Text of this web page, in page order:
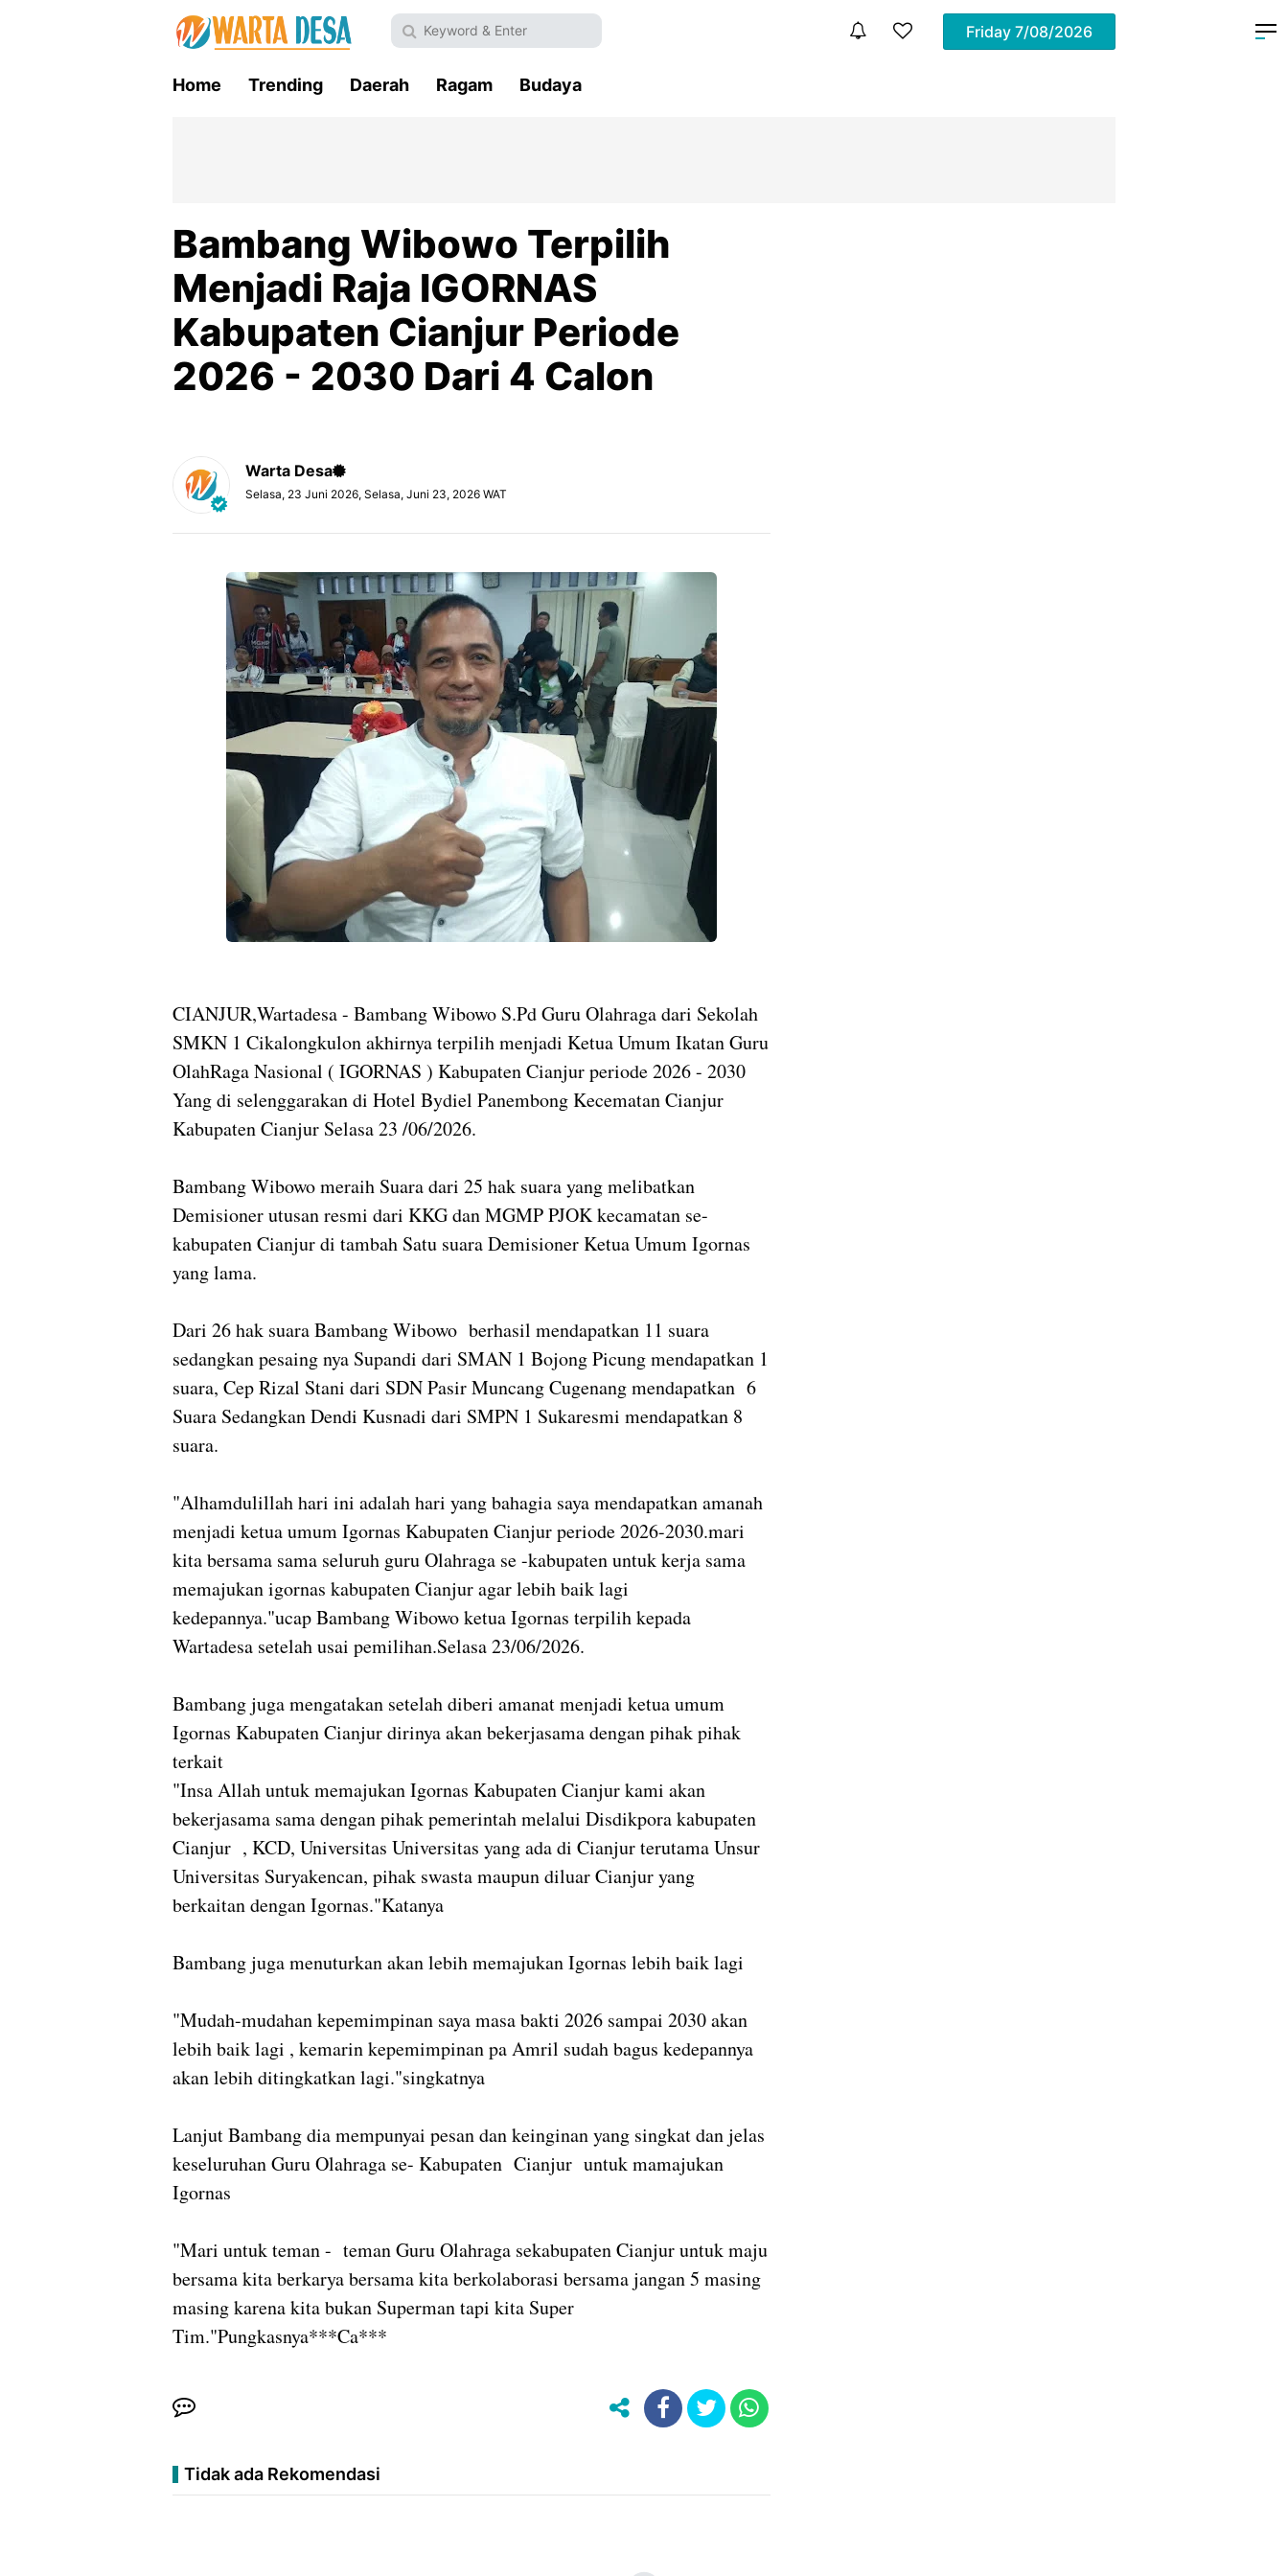
Friday 7/08/2026
Home Trending Daerah Ragam Budaya
Bambang Wibowo Terpilih
Menjadi Raja IGORNAS
Kabupaten Cianjur Periode
2026 - 2030 Dari 4 Calon
Warta Desa
Selasa, 23 Juni 2026, Selasa, Juni 23, 2026 WAT
CIANJUR,Wartadesa - Bambang Wibowo S.Pd Guru Olahraga dari Sekolah
SMKN 1 Cikalongkulon akhirnya terpilih menjadi Ketua Umum Ikatan Guru
OlahRaga Nasional ( IGORNAS ) Kabupaten Cianjur periode 2026 - 2030
Yang di selenggarakan di Hotel Bydiel Panembong Kecematan Cianjur
Kabupaten Cianjur Selasa 23 /06/2026.
Bambang Wibowo meraih Suara dari 25 hak suara yang melibatkan
Demisioner utusan resmi dari KKG dan MGMP PJOK kecamatan se-
kabupaten Cianjur di tambah Satu suara Demisioner Ketua Umum Igornas
yang lama.
Dari 26 hak suara Bambang Wibowo berhasil mendapatkan 11 suara
sedangkan pesaing nya Supandi dari SMAN 1 Bojong Picung mendapatkan 1
suara, Cep Rizal Stani dari SDN Pasir Muncang Cugenang mendapatkan 6
Suara Sedangkan Dendi Kusnadi dari SMPN 1 Sukaresmi mendapatkan 8
suara.
"Alhamdulillah hari ini adalah hari yang bahagia saya mendapatkan amanah
menjadi ketua umum Igornas Kabupaten Cianjur periode 2026-2030.mari
kita bersama sama seluruh guru Olahraga se -kabupaten untuk kerja sama
memajukan igornas kabupaten Cianjur agar lebih baik lagi
kedepannya."ucap Bambang Wibowo ketua Igornas terpilih kepada
Wartadesa setelah usai pemilihan.Selasa 23/06/2026.
Bambang juga mengatakan setelah diberi amanat menjadi ketua umum
Igornas Kabupaten Cianjur dirinya akan bekerjasama dengan pihak pihak
terkait
"Insa Allah untuk memajukan Igornas Kabupaten Cianjur kami akan
bekerjasama sama dengan pihak pemerintah melalui Disdikpora kabupaten
Cianjur , KCD, Universitas Universitas yang ada di Cianjur terutama Unsur
Universitas Suryakencan, pihak swasta maupun diluar Cianjur yang
berkaitan dengan Igornas."Katanya
Bambang juga menuturkan akan lebih memajukan Igornas lebih baik lagi
"Mudah-mudahan kepemimpinan saya masa bakti 2026 sampai 2030 akan
lebih baik lagi , kemarin kepemimpinan pa Amril sudah bagus kedepannya
akan lebih ditingkatkan lagi."singkatnya
Lanjut Bambang dia mempunyai pesan dan keinginan yang singkat dan jelas
keseluruhan Guru Olahraga se- Kabupaten Cianjur untuk mamajukan
Igornas
"Mari untuk teman - teman Guru Olahraga sekabupaten Cianjur untuk maju
bersama kita berkarya bersama kita berkolaborasi bersama jangan 5 masing
masing karena kita bukan Superman tapi kita Super
Tim."Pungkasnya***Ca***
Tidak ada Rekomendasi